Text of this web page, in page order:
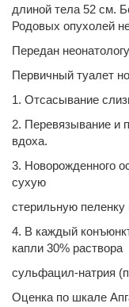
длиной тела 52 см.
Родовых опухолей
Передан
Первичный туалет
1. Отсасывание
2. Перевязывание и
вдоха.
3. Новорожденного
сухую
стерильную пеленку
4. В каждый
капли 30% раствора
сульфацил-натрия
Оценка по шкале